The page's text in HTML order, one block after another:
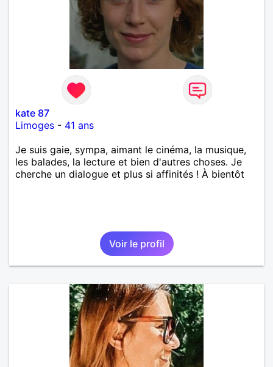
kate 87
Limoges - 41 ans
Je suis gaie, sympa, aimant le cinéma, la musique,
les balades, la lecture et bien d'autres choses. Je
cherche un dialogue et plus si affinités ! À bientôt
Voir le profil